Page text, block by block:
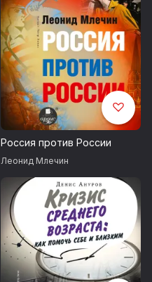
Россия против России
Леонид Млечин